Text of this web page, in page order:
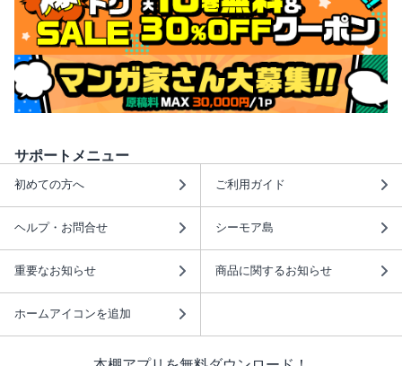
サポートメニュー
初めての方へ ご利用ガイド
ヘルプ・お問合せ シーモア島
重要なお知らせ 商品に関するお知らせ
ホームアイコンを追加